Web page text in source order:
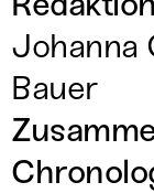
Johanna
Bauer